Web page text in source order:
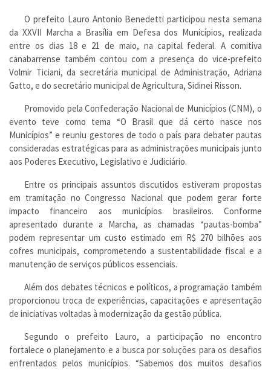
O prefeito Lauro Antonio Benedetti participou nesta semana
da XXVII Marcha a Brasília em Defesa dos Municípios, realizada
entre os dias 18 e 21 de maio, na capital federal. A comitiva
canabarrense também contou com a presença do vice-prefeito
Volmir Ticiani, da secretária municipal de Administração, Adriana
Gatto, e do secretário municipal de Agricultura, Sidinei Risson.
Promovido pela Confederação Nacional de Municípios (CNM), o
evento teve como tema “O Brasil que dá certo nasce nos
Municípios” e reuniu gestores de todo o país para debater pautas
consideradas estratégicas para as administrações municipais junto
aos Poderes Executivo, Legislativo e Judiciário.
Entre os principais assuntos discutidos estiveram propostas
em tramitação no Congresso Nacional que podem gerar forte
impacto financeiro aos municípios brasileiros. Conforme
apresentado durante a Marcha, as chamadas “pautas-bomba”
podem representar um custo estimado em R$ 270 bilhões aos
cofres municipais, comprometendo a sustentabilidade fiscal e a
manutenção de serviços públicos essenciais.
Além dos debates técnicos e políticos, a programação também
proporcionou troca de experiências, capacitações e apresentação
de iniciativas voltadas à modernização da gestão pública.
Segundo o prefeito Lauro, a participação no encontro
fortalece o planejamento e a busca por soluções para os desafios
enfrentados pelos municípios. “Sabemos dos muitos desafios